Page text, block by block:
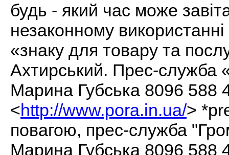
будь - який час може
незаконному
«знаку для товару та
Ахтирський. Прес-служба
Марина Губська 8096 588
<http://www.pora.in.ua/>
повагою, прес-служба
Марина Губська 8096 588